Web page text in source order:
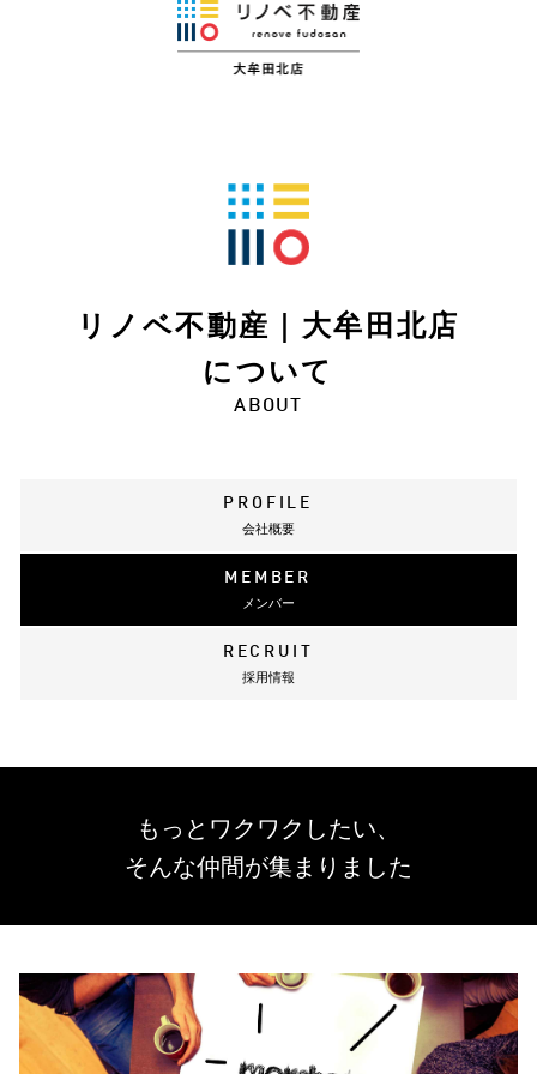
リノベ不動産｜大牟田北店
について
ABOUT
PROFILE
会社概要
MEMBER
メンバー
RECRUIT
採用情報
もっとワクワクしたい、
そんな仲間が集まりました